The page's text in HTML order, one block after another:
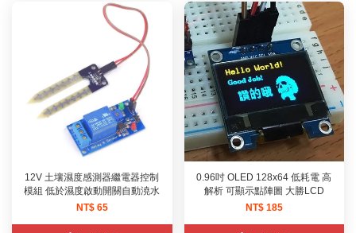
12V 土壤濕度感測器繼電器控制
模組 低於濕度啟動開關自動澆水
NT$ 65
0.96吋 OLED 128x64 低耗電 高
解析 可顯示點陣圖 大勝LCD
NT$ 185